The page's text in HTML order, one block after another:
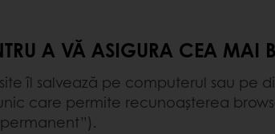
A VĂ ASIGURA CEA MAI
îl salvează pe computerul sau
care permite recunoașterea